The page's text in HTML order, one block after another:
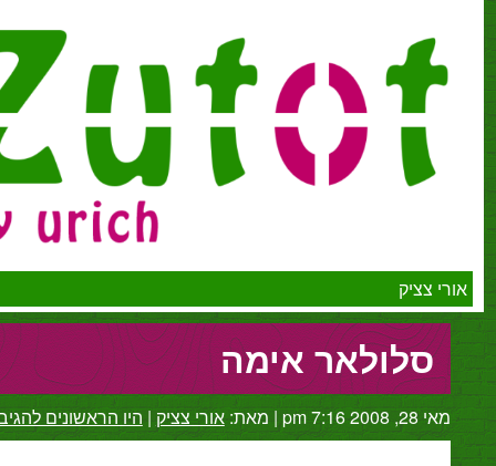
אימה
|מאת:אורי צציק|היו הראשונים להגיב